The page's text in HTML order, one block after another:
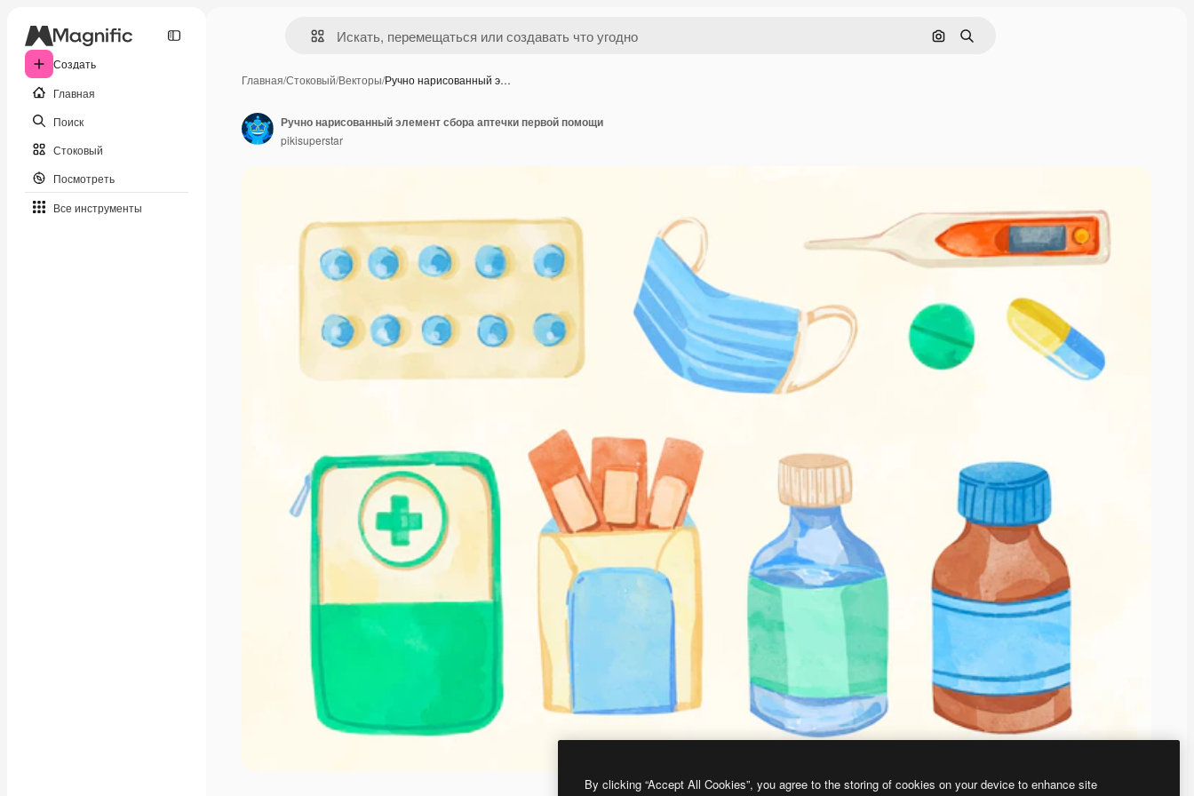
Создать
Главная
Поиск
Стоковый
Посмотреть
Все инструменты
Поиск по изображению
Поиск
Главная/Стоковый/Векторы/Ручно нарисованный э…
Ручно нарисованный элемент сбора аптечки первой помощи
pikisuperstar
By clicking “Accept All Cookies”, you agree to the storing of cookies on your device to enhance site